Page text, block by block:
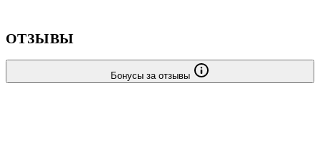
ОТЗЫВЫ
Бонусы за отзывы